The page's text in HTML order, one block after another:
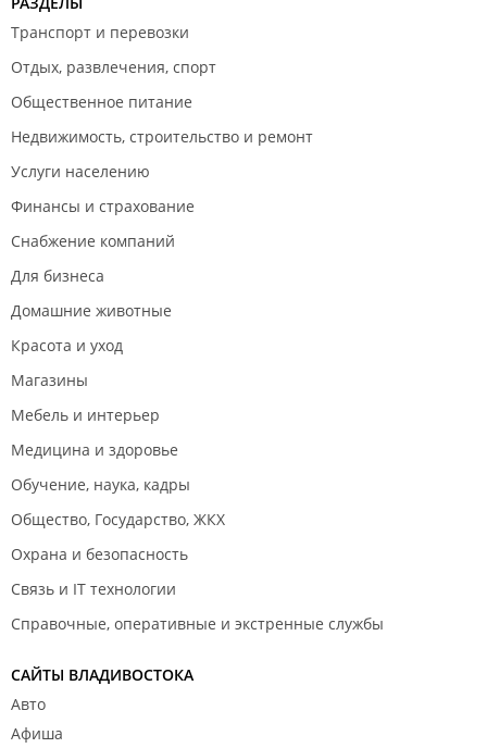
Транспорт и перевозки
Отдых, развлечения, спорт
Общественное питание
Недвижимость, строительство и ремонт
Услуги населению
Финансы и страхование
Снабжение компаний
Для бизнеса
Домашние животные
Красота и уход
Магазины
Мебель и интерьер
Медицина и здоровье
Обучение, наука, кадры
Общество, Государство, ЖКХ
Охрана и безопасность
Связь и IT технологии
Справочные, оперативные и экстренные службы
САЙТЫ ВЛАДИВОСТОКА
Авто
Афиша